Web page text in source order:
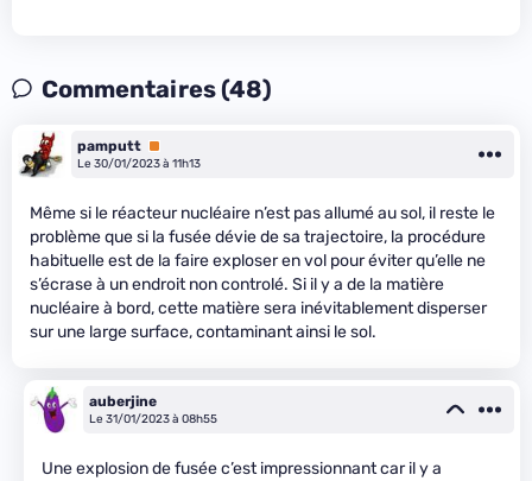
Commentaires (48)
pamputt Premium
Le 30/01/2023 à 11h13
Même si le réacteur nucléaire n’est pas allumé au sol, il reste le
problème que si la fusée dévie de sa trajectoire, la procédure
habituelle est de la faire exploser en vol pour éviter qu’elle ne
s’écrase à un endroit non controlé. Si il y a de la matière
nucléaire à bord, cette matière sera inévitablement disperser
sur une large surface, contaminant ainsi le sol.
auberjine
Le 31/01/2023 à 08h55
Une explosion de fusée c’est impressionnant car il y a